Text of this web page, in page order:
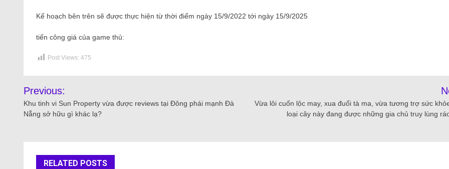
Kế hoạch bên trên sẽ được thực hiện từ thời điểm ngày 15/9/2022 tới ngày 15/9/2025
tiến công giá của game thủ:
Post Views: 475
Previous:
Khu tinh vi Sun Property vừa được reviews tại Đông phái mạnh Đà
Nẵng sở hữu gì khác lạ?
Vừa lôi cuốn lộc may, xua đuổi tà ma, vừa tương trợ sức
loại cây này đang được những gia chủ truy lùng
RELATED POSTS